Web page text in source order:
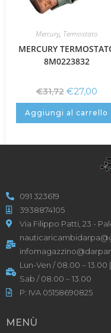
Mercury, Termostato
MERCURY
8M0223832
€31,72 €27,00
Aggiungi al carrello
091 323619
3938874105
Via Filippo Patti, 23 -
Lun-Ven / 08.00 – 13.00
Sab / 08.00 – 13.00
P: IVA 05158690825
MENÙ